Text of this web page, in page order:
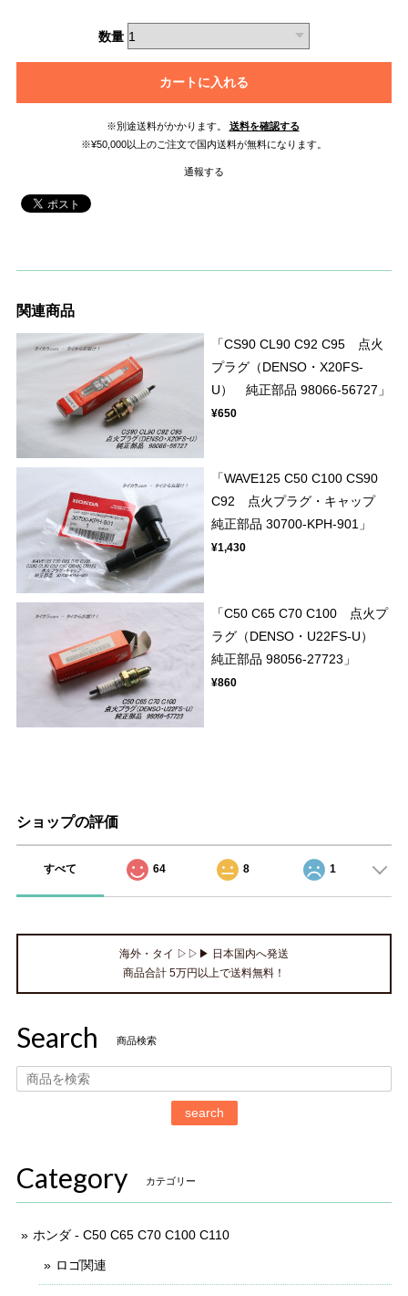
数量
カートに入れる
※別途送料がかかります。
送料を確認する
※¥50,000以上のご注文で国内送料が無料になります。
通報する
関連商品
「CS90 CL90 C92 C95 点火
プラグ（DENSO・X20FS-
U） 純正部品 98066-56727」
¥650
「WAVE125 C50 C100 CS90
C92 点火プラグ・キャップ
純正部品 30700-KPH-901」
¥1,430
「C50 C65 C70 C100 点火プ
ラグ（DENSO・U22FS-U）
純正部品 98056-27723」
¥860
ショップの評価
すべて 64 8 1
海外・タイ ▷▷▶ 日本国内へ発送
商品合計 5万円以上で送料無料！
Search 商品検索
search
Category カテゴリー
ホンダ - C50 C65 C70 C100 C110
ロゴ関連